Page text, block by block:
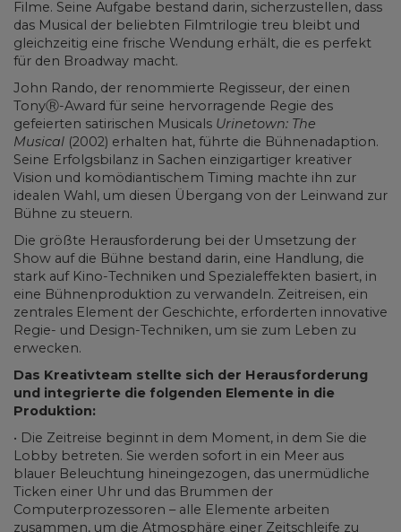
Filme. Seine Aufgabe bestand darin, sicherzustellen, dass
das Musical der beliebten Filmtrilogie treu bleibt und
gleichzeitig eine frische Wendung erhält, die es perfekt
für den Broadway macht.
John Rando, der renommierte Regisseur, der einen
TonyⓇ-Award für seine hervorragende Regie des
gefeierten satirischen Musicals Urinetown: The
Musical (2002) erhalten hat, führte die Bühnenadaption.
Seine Erfolgsbilanz in Sachen einzigartiger kreativer
Vision und komödiantischem Timing machte ihn zur
idealen Wahl, um diesen Übergang von der Leinwand zur
Bühne zu steuern.
Die größte Herausforderung bei der Umsetzung der
Show auf die Bühne bestand darin, eine Handlung, die
stark auf Kino-Techniken und Spezialeffekten basiert, in
eine Bühnenproduktion zu verwandeln. Zeitreisen, ein
zentrales Element der Geschichte, erforderten innovative
Regie- und Design-Techniken, um sie zum Leben zu
erwecken.
Das Kreativteam stellte sich der Herausforderung
und integrierte die folgenden Elemente in die
Produktion:
• Die Zeitreise beginnt in dem Moment, in dem Sie die
Lobby betreten. Sie werden sofort in ein Meer aus
blauer Beleuchtung hineingezogen, das unermüdliche
Ticken einer Uhr und das Brummen der
Computerprozessoren – alle Elemente arbeiten
zusammen, um die Atmosphäre einer Zeitschleife zu